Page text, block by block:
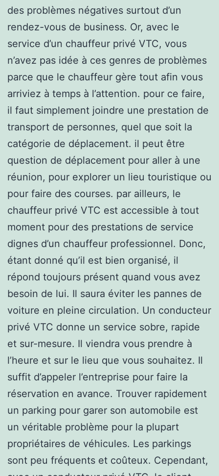
des problèmes négatives surtout d’un
rendez-vous de business. Or, avec le
service d’un chauffeur privé VTC, vous
n’avez pas idée à ces genres de problèmes
parce que le chauffeur gère tout afin vous
arriviez à temps à l’attention. pour ce faire,
il faut simplement joindre une prestation de
transport de personnes, quel que soit la
catégorie de déplacement. il peut être
question de déplacement pour aller à une
réunion, pour explorer un lieu touristique ou
pour faire des courses. par ailleurs, le
chauffeur privé VTC est accessible à tout
moment pour des prestations de service
dignes d’un chauffeur professionnel. Donc,
étant donné qu’il est bien organisé, il
répond toujours présent quand vous avez
besoin de lui. Il saura éviter les pannes de
voiture en pleine circulation. Un conducteur
privé VTC donne un service sobre, rapide
et sur-mesure. Il viendra vous prendre à
l’heure et sur le lieu que vous souhaitez. Il
suffit d’appeler l’entreprise pour faire la
réservation en avance. Trouver rapidement
un parking pour garer son automobile est
un véritable problème pour la plupart
propriétaires de véhicules. Les parkings
sont peu fréquents et coûteux. Cependant,